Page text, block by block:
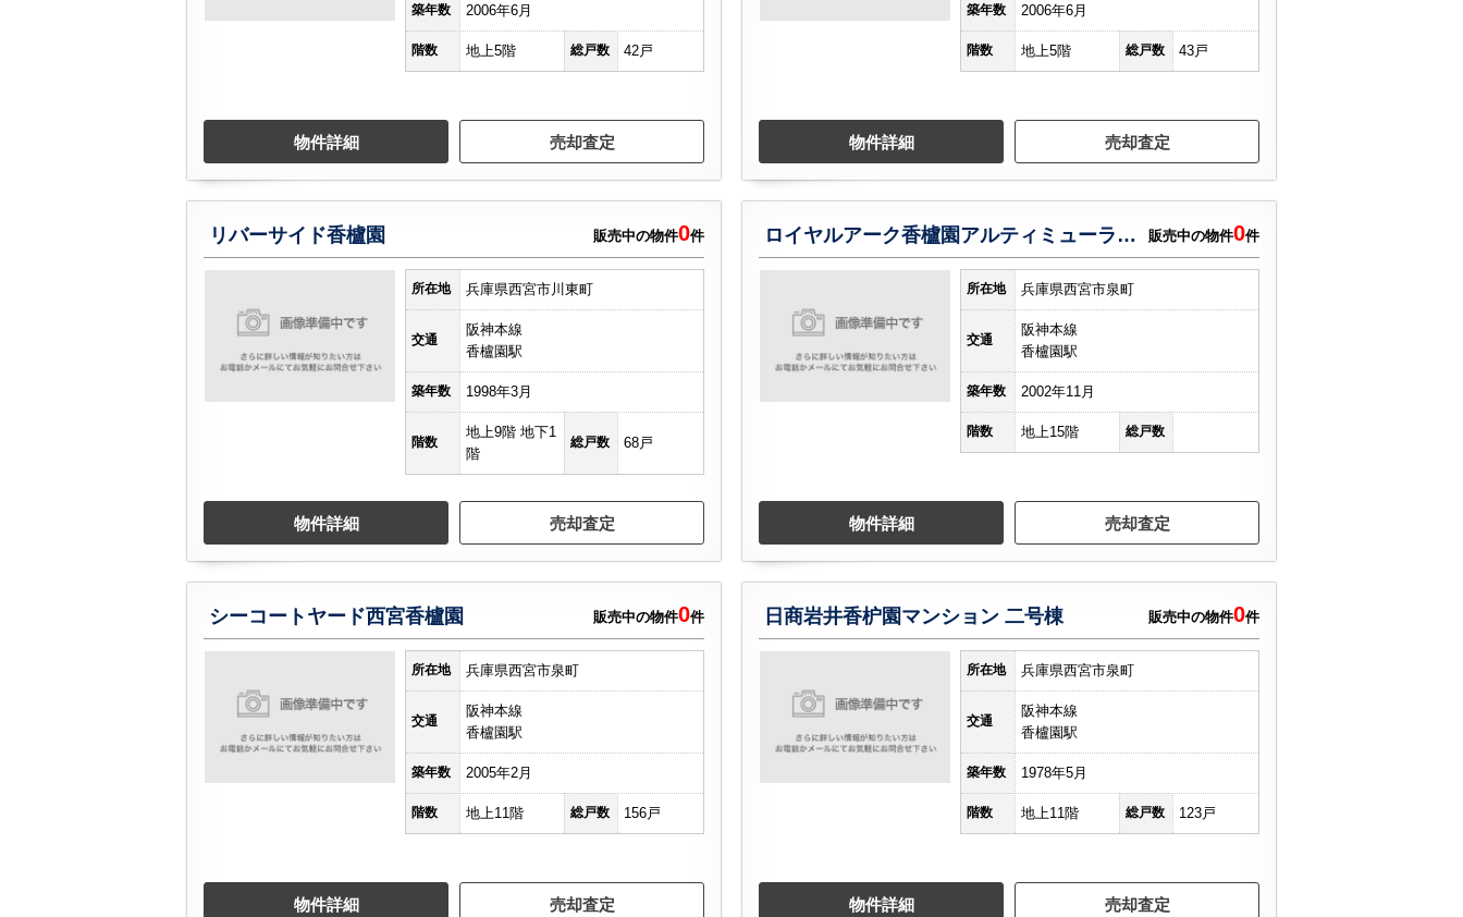
築年数 2006年6月
階数 地上5階 総戸数 42戸
物件詳細 売却査定
築年数 2006年6月
階数 地上5階 総戸数 43戸
物件詳細 売却査定
リバーサイド香櫨園 販売中の物件0件
所在地 兵庫県西宮市川東町
交通
阪神本線
香櫨園駅
築年数 1998年3月
階数
地上9階 地下1
階
総戸数 68戸
物件詳細 売却査定
ロイヤルアーク香櫨園アルティミューラセントラルコート 販売中の物件0件
所在地 兵庫県西宮市泉町
交通
阪神本線
香櫨園駅
築年数 2002年11月
階数 地上15階 総戸数
物件詳細 売却査定
シーコートヤード西宮香櫨園 販売中の物件0件
所在地 兵庫県西宮市泉町
交通
阪神本線
香櫨園駅
築年数 2005年2月
階数 地上11階 総戸数 156戸
物件詳細 売却査定
日商岩井香枦園マンション 二号棟 販売中の物件0件
所在地 兵庫県西宮市泉町
交通
阪神本線
香櫨園駅
築年数 1978年5月
階数 地上11階 総戸数 123戸
物件詳細 売却査定